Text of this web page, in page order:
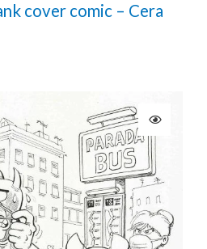
cover comic – Cera